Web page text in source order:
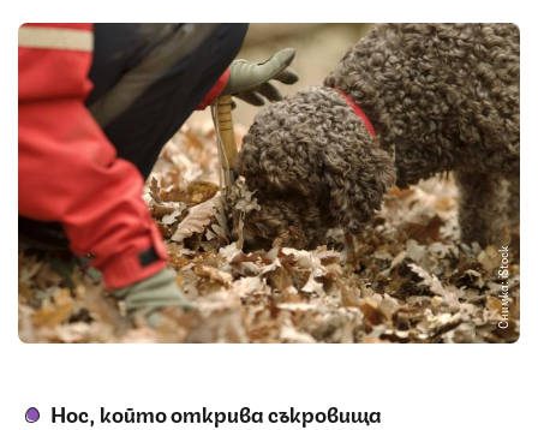
Снимка: iStock
Нос, който открива съкровища